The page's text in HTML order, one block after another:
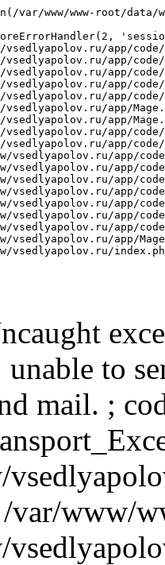
var/www/www-root/data/
vsedlyapolov.ru/app/
vsedlyapolov.ru/app/
vsedlyapolov.ru/app/
vsedlyapolov.ru/app/
vsedlyapolov.ru/app/
vsedlyapolov.ru/app/
vsedlyapolov.ru/app/
vsedlyapolov.ru/app/
vsedlyapolov.ru/app/
vsedlyapolov.ru/app/
vsedlyapolov.ru/app/
vsedlyapolov.ru/app/
vsedlyapolov.ru/app/
vsedlyapolov.ru/app/
vsedlyapolov.ru/app/
vsedlyapolov.ru/app/
vsedlyapolov.ru/app/
vsedlyapolov.ru/
to
mail. ;
var/www/